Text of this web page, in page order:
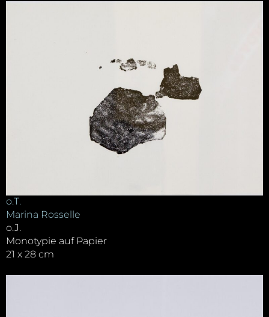
o.T.
Marina Rosselle
o.J.
Monotypie auf Papier
21 x 28 cm